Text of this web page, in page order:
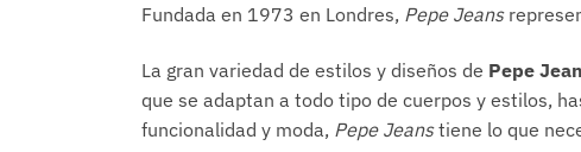
Fundada en 1973 en Londres, Pepe Jeans
La gran variedad de estilos y diseños de Pepe
que se adaptan a todo tipo de cuerpos y estilos,
funcionalidad y moda, Pepe Jeanstiene lo que